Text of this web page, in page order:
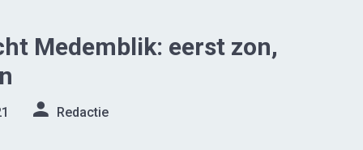
Medemblik: eerst zon,
Redactie